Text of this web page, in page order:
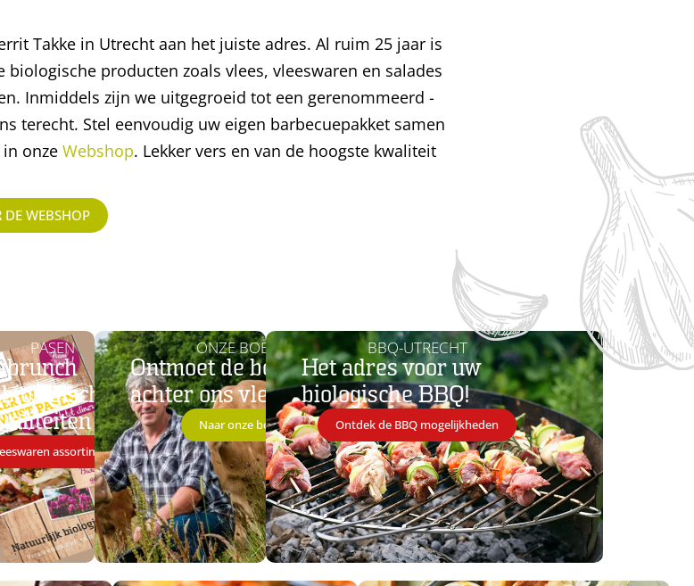
Takke in Utrecht aan het juiste adres. Al ruim 25 jaar is
producten zoals vlees, vleeswaren en salades
Inmiddels zijn we uitgegroeid tot een gerenommeerd
terecht. Stel eenvoudig uw eigen barbecuepakket samen
onze Webshop. Lekker vers en van de hoogste kwaliteit
DE WEBSHOP
PASEN
assortiment
ONZE BOEREN
Ontmoet de boeren
achter ons vlees
Naar onze boeren
BBQ-UTRECHT
Het adres voor uw
biologische BBQ!
Ontdek de BBQ mogelijkheden